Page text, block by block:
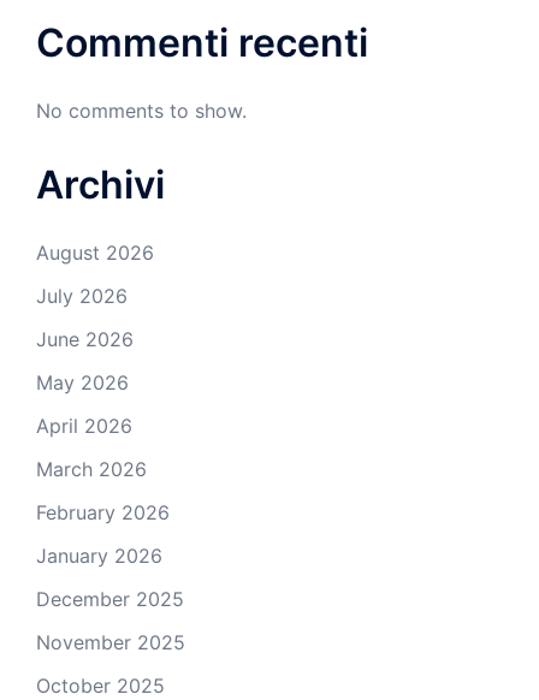
Commenti recenti
No comments to show.
Archivi
August 2026
July 2026
June 2026
May 2026
April 2026
March 2026
February 2026
January 2026
December 2025
November 2025
October 2025